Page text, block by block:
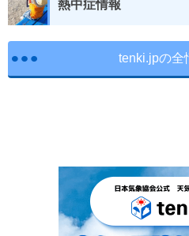
熱中症情報
tenki.jpの全